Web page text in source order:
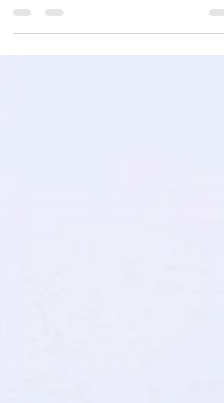
indépendant ? Voici quelques avantages et